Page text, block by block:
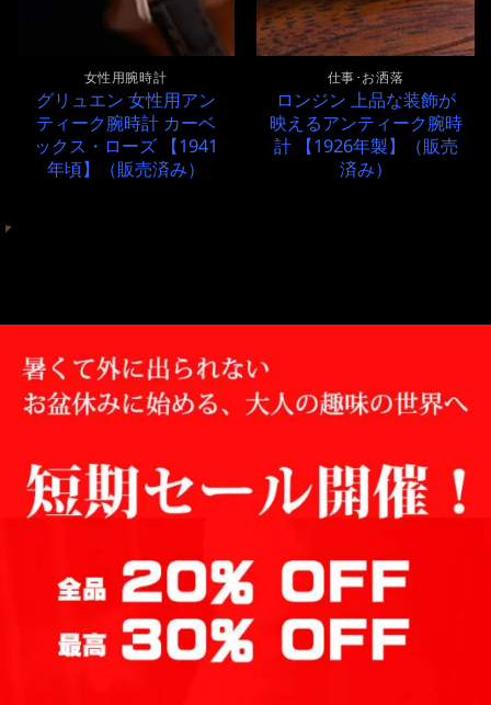
女性用腕時計
グリュエン 女性用アン
ティーク腕時計 カーベ
ックス・ローズ 【1941
年頃】（販売済み）
仕事･お洒落
ロンジン 上品な装飾が
映えるアンティーク腕時
計 【1926年製】（販売
済み）